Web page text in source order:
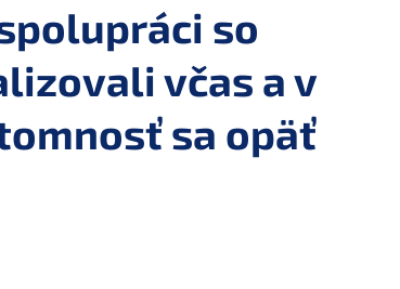
so
včas a v
sa opäť